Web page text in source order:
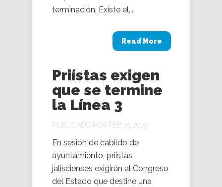
terminación. Existe el...
Read More
Priístas exigen
que se termine
la Línea 3
PUBLICADO POR FEB 25, 2019
En sesión de cabildo de
ayuntamiento, priístas
jaliscienses exigirán al Congreso
del Estado que destine una